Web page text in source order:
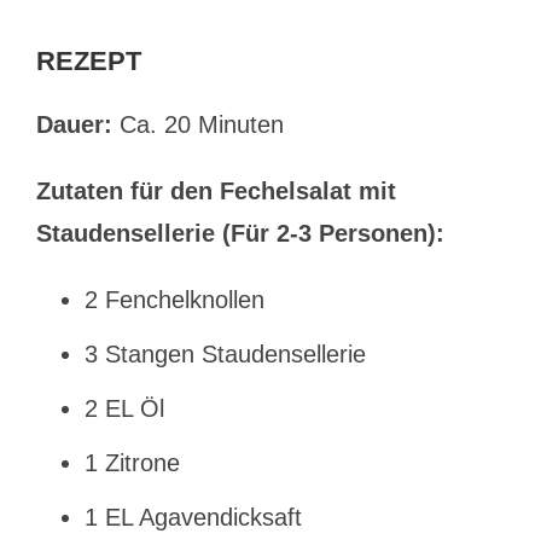
REZEPT
Dauer: Ca. 20 Minuten
Zutaten für den Fechelsalat mit
Staudensellerie (Für 2-3 Personen):
2 Fenchelknollen
3 Stangen Staudensellerie
2 EL Öl
1 Zitrone
1 EL Agavendicksaft